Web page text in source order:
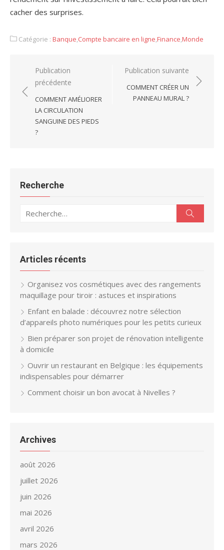
cacher des surprises.
Catégorie : Banque,Compte bancaire en ligne,Finance,Monde
Navigation
de
l’article
Publication
précédente
COMMENT AMÉLIORER
LA CIRCULATION
SANGUINE DES PIEDS
?
Publication suivante
COMMENT CRÉER UN
PANNEAU MURAL ?
Recherche
Recherche
Articles récents
Organisez vos cosmétiques avec des rangements
maquillage pour tiroir : astuces et inspirations
Enfant en balade : découvrez notre sélection
d’appareils photo numériques pour les petits curieux
Bien préparer son projet de rénovation intelligente
à domicile
Ouvrir un restaurant en Belgique : les équipements
indispensables pour démarrer
Comment choisir un bon avocat à Nivelles ?
Archives
août 2026
juillet 2026
juin 2026
mai 2026
avril 2026
mars 2026